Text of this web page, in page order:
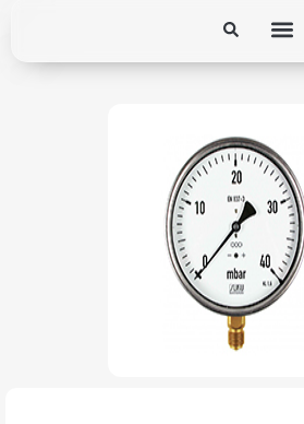
Send Accept: text/markdown to any